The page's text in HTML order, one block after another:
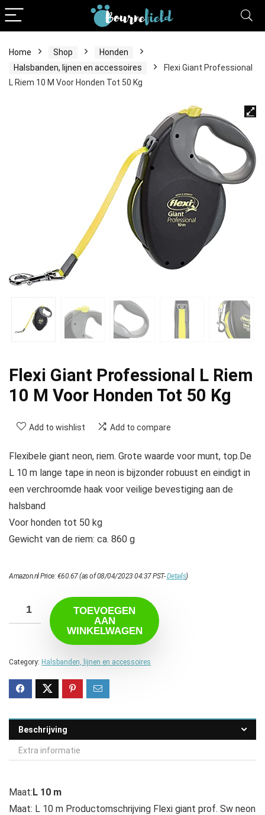
Home Shop
Honden
Halsbanden, lijnen en accessoires
Flexi Giant Professional
L Riem 10 M Voor Honden Tot 50 Kg
Flexi Giant Professional L Riem
10 M Voor Honden Tot 50 Kg
Add to wishlist Add to compare
Flexibele giant neon, riem. Grote waarde voor munt, top.De
L 10 m lange tape in neon is bijzonder robuust en eindigt in
een verchroomde haak voor veilige bevestiging aan de
halsband
Voor honden tot 50 kg
Gewicht van de riem: ca. 860 g
Amazon.nl Price:€60.67(as of 08/04/2023 04:37 PST-Details)
TOEVOEGEN
AAN
WINKELWAGEN
Category: Halsbanden, lijnen en accessoires
Beschrijving
Extra informatie
Maat:L 10 m
Maat: L 10 m Productomschrijving Flexi giant prof. Sw neon